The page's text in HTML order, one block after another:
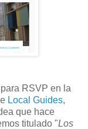
RSVP en la
Local Guides,
que hace
titulado "Los